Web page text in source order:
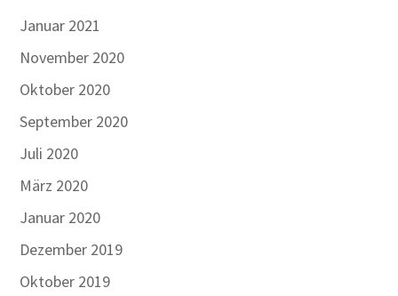
Januar 2021
November 2020
Oktober 2020
September 2020
Juli 2020
März 2020
Januar 2020
Dezember 2019
Oktober 2019